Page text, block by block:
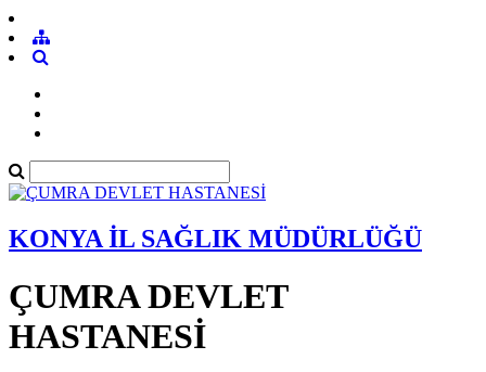
KONYA İL SAĞLIK MÜDÜRLÜĞÜ
ÇUMRA DEVLET
HASTANESİ